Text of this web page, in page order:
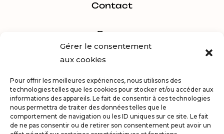
Gérer le consentement
aux cookies
Pour offrir les meilleures expériences, nous utilisons des
technologies telles que les cookies pour stocker et/ou accéder aux
informations des appareils. Le fait de consentir à ces technologies
nous permettra de traiter des données telles que le
comportement de navigation ou les ID uniques sur ce site. Le fait
de ne pas consentir ou de retirer son consentement peut avoir un
Contact
Pages
Estimer
Acheter
Vendre